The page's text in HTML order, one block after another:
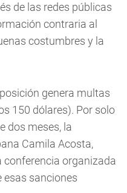
de las redes públicas
contraria al
costumbres y la
genera multas
150 dólares). Por solo
dos meses, la
Camila Acosta,
conferencia organizada
esas sanciones